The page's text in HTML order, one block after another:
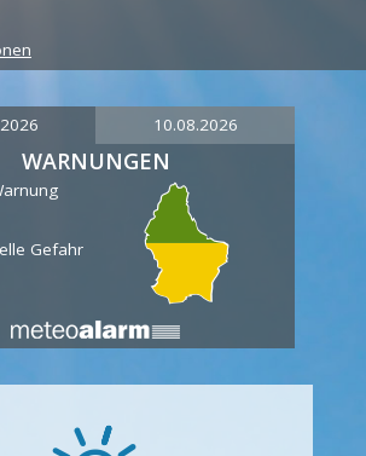
10.08.2026
WARNUNGEN
Gefahr